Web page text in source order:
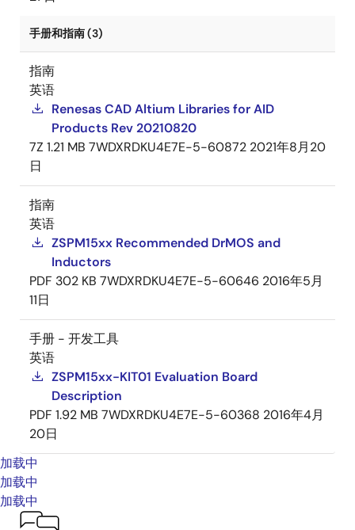
手册和指南 (3)
指南
英语
Renesas CAD Altium Libraries for AID
Products Rev 20210820
7Z 1.21 MB 7WDXRDKU4E7E-5-60872 2021年8月20
日
指南
英语
ZSPM15xx Recommended DrMOS and
Inductors
PDF 302 KB 7WDXRDKU4E7E-5-60646 2016年5月
11日
手册 - 开发工具
英语
ZSPM15xx-KIT01 Evaluation Board
Description
PDF 1.92 MB 7WDXRDKU4E7E-5-60368 2016年4月
20日
加载中
加载中
加载中